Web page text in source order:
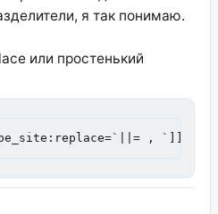
я так понимаю.
или простенький
, `]]"